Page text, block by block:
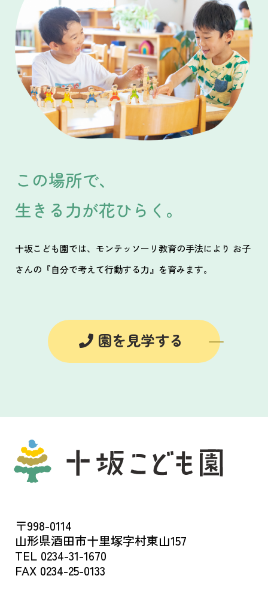
この場所で、
生きる力が花ひらく。
十坂こども園では、モンテッソーリ教育の手法により お子
さんの『自分で考えて行動する力』を育みます。
園を見学する
〒998-0114
山形県酒田市十里塚字村東山157
TEL 0234-31-1670
FAX 0234-25-0133